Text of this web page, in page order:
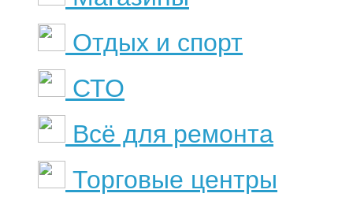
Отдых и спорт
СТО
Всё для ремонта
Торговые центры